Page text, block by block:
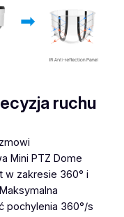
ruchu
Mini PTZ Dome
w zakresie 360° i
pochylenia 360°/s